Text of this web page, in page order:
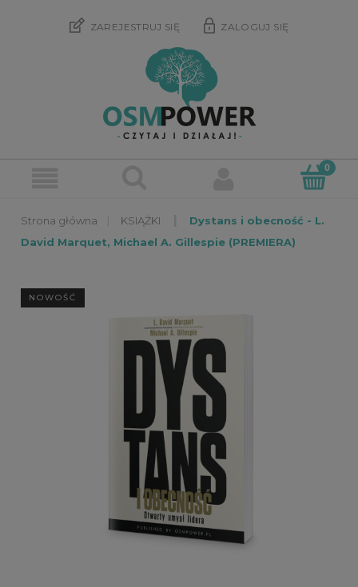
ZAREJESTRUJ SIĘ ZALOGUJ SIĘ
KSIĄŻKI
Dystans i obecność - L.
David Marquet, Michael A. Gillespie (PREMIERA)
NOWOŚĆ